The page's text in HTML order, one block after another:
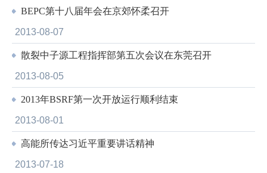
BEPC第十八届年会在京郊怀柔召开
2013-08-07
散裂中子源工程指挥部第五次会议在东莞召开
2013-08-05
2013年BSRF第一次开放运行顺利结束
2013-08-01
高能所传达习近平重要讲话精神
2013-07-18